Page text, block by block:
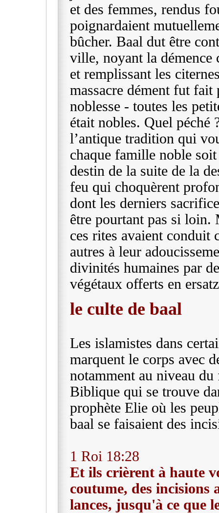
et des femmes, rendus
poignardaient
bûcher. Baal dut être
ville, noyant la démence
et remplissant les
massacre dément fut fait
noblesse - toutes les
était nobles. Quel péché
l’antique tradition qui
chaque famille noble
destin de la suite de la
feu qui choquèrent
dont les derniers
être pourtant pas si loin.
ces rites avaient conduit
autres à leur
divinités humaines par
végétaux offerts en
le culte de baal
Les islamistes dans
marquent le corps avec
notamment au niveau
Biblique qui se trouve
prophète Elie où les
baal se faisaient des
1 Roi 18:28
Et ils crièrent à haute
coutume, des incisions
lances, jusqu'à ce que